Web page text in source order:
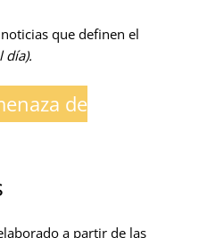
que definen el
día).
de
a partir de las